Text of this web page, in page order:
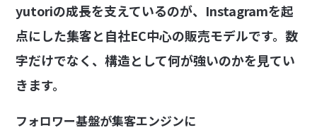
yutoriの成長を支えているのが、Instagramを起
点にした集客と自社EC中心の販売モデルです。数
字だけでなく、構造として何が強いのかを見てい
きます。
フォロワー基盤が集客エンジンに